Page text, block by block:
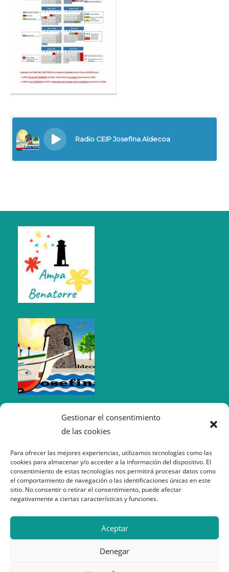
Gestionar el consentimiento
de las cookies
Para ofrecer las mejores experiencias, utilizamos tecnologías como las
cookies para almacenar y/o acceder a la información del dispositivo. El
consentimiento de estas tecnologías nos permitirá procesar datos como
el comportamiento de navegación o las identificaciones únicas en este
sitio. No consentir o retirar el consentimiento, puede afectar
negativamente a ciertas características y funciones.
Aceptar
Denegar